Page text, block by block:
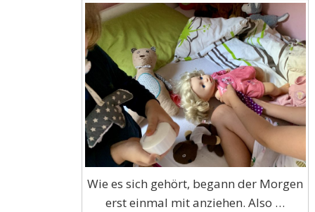
Wie es sich gehört, begann der Morgen
erst einmal mit anziehen. Also …